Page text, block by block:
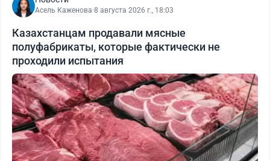
Асель Каженова·8 августа 2026 г., 18:03
Казахстанцам продавали мясные
полуфабрикаты, которые фактически не
проходили испытания